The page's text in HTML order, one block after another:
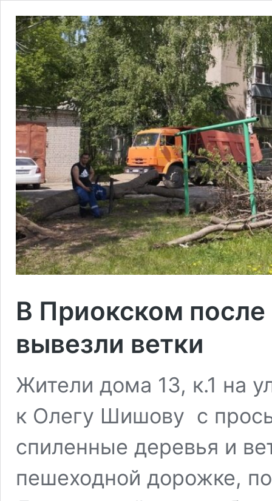
В Приокском
вывезли ветки
Жители дома 13, к.1 на
к Олегу Шишову с
спиленные деревья и
пешеходной дорожке,